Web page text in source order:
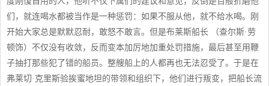
们，就连喝水都被当作是一种惩罚：如果不服从他，就不给水喝。刚
开始大家总是默默忍耐，敢怒不敢言。但是布莱斯船长 （查尔斯·劳
顿饰）不仅没有收敛，反而变本加厉地加重处罚措施，最后甚至用鞭
子抽打那些犯了错的船员。整艘船上的人都再也无法忍受了。于是在
弗莱切·克里斯验挨蜜地坦的带领和组织下，他们进行叛变，把船长流